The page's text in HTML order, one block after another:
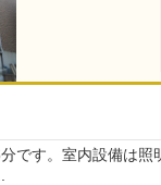
です。室内設備は照